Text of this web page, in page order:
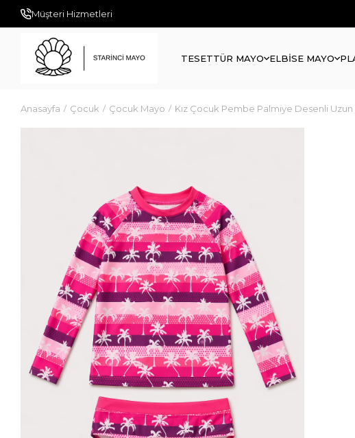
Müşteri Hizmetleri
TESETTÜR MAYO ELBİSE MAYO
Anasayfa Çocuk Çocuk Mayo Kız Çocuk Pembe Palmiye Desenli Uzun